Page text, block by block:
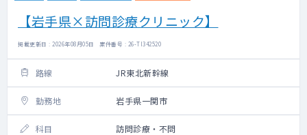
【岩手県×訪問診療クリニック】
掲載更新日 : 2026年08月05日 案件番号 : 26-TI342520
路線 JR東北新幹線
勤務地 岩手県一関市
科目 訪問診療・不問